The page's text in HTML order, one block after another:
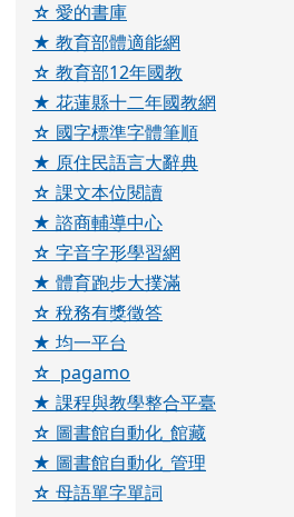
★ 個人資料保護要點
☆ 個人資料檔案大綱
★ 網路使用管理規範
☆ 無線網路管理規定
右邊區域內容
☆ 宣導網頁
★ 交通安全資料
☆ 防治校園霸凌專區
★ 168交通安全網
☆ 環境教育終身網
★ 健康促進網站
☆ 補救教學線上評量
★ 佳民圖書館系統
☆ 愛的書庫